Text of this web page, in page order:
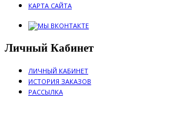
КАРТА САЙТА
Личный Кабинет
ЛИЧНЫЙ КАБИНЕТ
ИСТОРИЯ ЗАКАЗОВ
РАССЫЛКА